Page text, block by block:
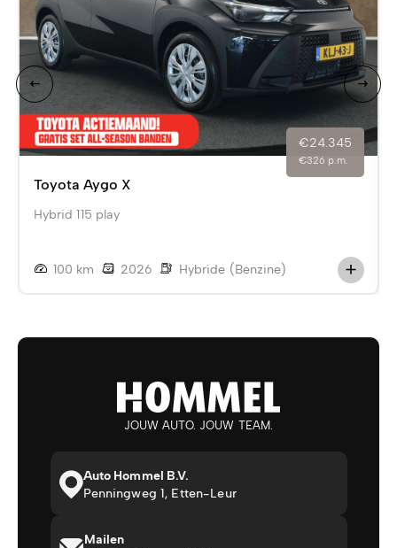
€24.345
€326 p.m.
Toyota Aygo X
Hybrid 115 play
100 km 2026 Hybride (Benzine)
JOUW AUTO. JOUW TEAM.
Auto Hommel B.V.
Penningweg 1, Etten-Leur
Mailen